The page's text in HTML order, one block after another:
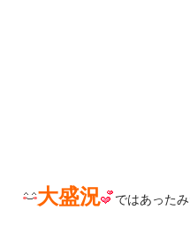
大盛況 ではあった